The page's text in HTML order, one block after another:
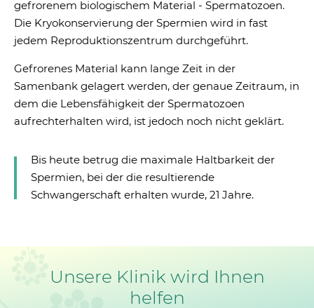
gefrorenem biologischem Material - Spermatozoen.
Die Kryokonservierung der Spermien wird in fast
jedem Reproduktionszentrum durchgeführt.
Gefrorenes Material kann lange Zeit in der
Samenbank gelagert werden, der genaue Zeitraum, in
dem die Lebensfähigkeit der Spermatozoen
aufrechterhalten wird, ist jedoch noch nicht geklärt.
Bis heute betrug die maximale Haltbarkeit der
Spermien, bei der die resultierende
Schwangerschaft erhalten wurde, 21 Jahre.
Unsere Klinik wird Ihnen
helfen